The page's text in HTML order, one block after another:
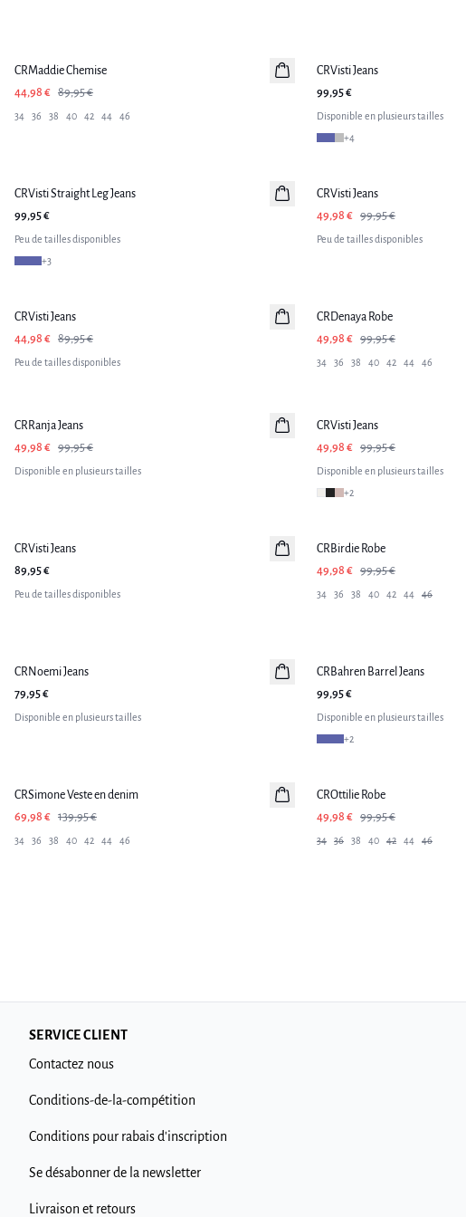
CRMaddie Chemise
44,98 € 89,95 €
34 36 38 40 42 44 46
CRVisti Jeans
99,95 €
Disponible en plusieurs tailles
+4
CRVisti Straight Leg Jeans
99,95 €
Peu de tailles disponibles
+3
CRVisti Jeans
49,98 € 99,95 €
Peu de tailles disponibles
CRVisti Jeans
44,98 € 89,95 €
Peu de tailles disponibles
CRDenaya Robe
49,98 € 99,95 €
34 36 38 40 42 44 46
CRRanja Jeans
49,98 € 99,95 €
Disponible en plusieurs tailles
CRVisti Jeans
49,98 € 99,95 €
Disponible en plusieurs tailles
+2
CRVisti Jeans
89,95 €
Peu de tailles disponibles
CRBirdie Robe
49,98 € 99,95 €
34 36 38 40 42 44 46
Nouveautés
CRNoemi Jeans
79,95 €
Disponible en plusieurs tailles
Nouveautés
CRBahren Barrel Jeans
99,95 €
Disponible en plusieurs tailles
+2
CRSimone Veste en denim
69,98 € 139,95 €
34 36 38 40 42 44 46
CROttilie Robe
49,98 € 99,95 €
34 36 38 40 42 44 46
SERVICE CLIENT
Contactez nous
Conditions-de-la-compétition
Conditions pour rabais d'inscription
Se désabonner de la newsletter
Livraison et retours